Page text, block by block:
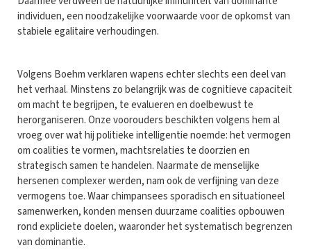
individuen, een noodzakelijke voorwaarde voor de opkomst van
stabiele egalitaire verhoudingen.
Volgens Boehm verklaren wapens echter slechts een deel van
het verhaal. Minstens zo belangrijk was de cognitieve capaciteit
om macht te begrijpen, te evalueren en doelbewust te
herorganiseren. Onze voorouders beschikten volgens hem al
vroeg over wat hij politieke intelligentie noemde: het vermogen
om coalities te vormen, machtsrelaties te doorzien en
strategisch samen te handelen. Naarmate de menselijke
hersenen complexer werden, nam ook de verfijning van deze
vermogens toe. Waar chimpansees sporadisch en situationeel
samenwerken, konden mensen duurzame coalities opbouwen
rond expliciete doelen, waaronder het systematisch begrenzen
van dominantie.